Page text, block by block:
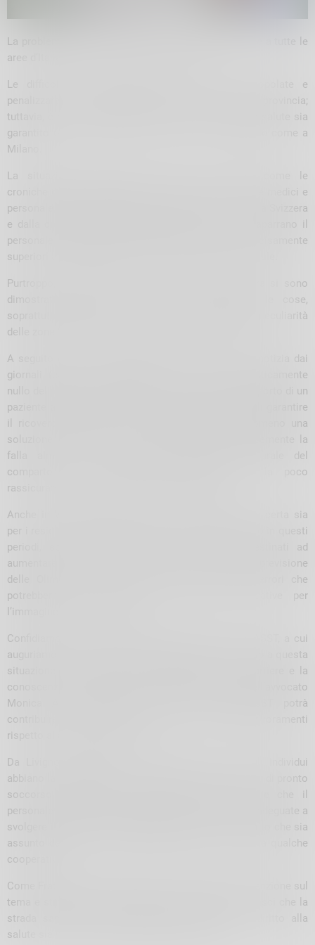
La problematica della gestione della Sanità è comune a tutte le
aree d’Italia, ma ciò non può costituire un alibi.
Le difficoltà si accentuano nelle zone meno popolate e
penalizzare da collegamenti difficili come la nostra provincia;
tuttavia, è nostro dovere batterci perché il diritto alla salute sia
garantito ovunque: a Bormio, a Livigno o a Madesimo come a
Milano.
La situazione contingente accentua le carenze come le
croniche difficoltà del settore, come quella di reperire medici e
personale, accresciuta dalla vicinanza al confine con la Svizzera
e dalla concorrenza della sanità privata che si accaparrano il
personale garantendogli trattamenti economici decisamente
superiori a quelli proposti dal servizio pubblico nazionale.
Purtroppo, i tentativi di trovare una soluzione finora si sono
dimostrati insufficienti e non hanno migliorato le cose,
soprattutto perché non hanno tenuto conto delle peculiarità
delle zone “di frontiera” come la Provincia di Sondrio.
A seguito dei recenti avvenimenti di cui si è avuto notizia dai
giornali (come la cancellazione con preavviso praticamente
nullo del pediatra di libera scelta in Alta Valle e il trasporto di un
paziente anziano da Sondalo a Chiavenna per potergli garantire
il ricovero) riteniamo che si debba trovare quantomeno una
soluzione provvisoria che possa tamponare efficacemente la
falla almeno fino all’auspicato intervento strutturale del
comparto che possa invertire definitivamente la poco
rassicurante rotta presa dal sistema sanitario.
Anche in Valtellina abbiamo diritto ad un’assistenza certa sia
per i residenti che per turisti che, come abbiamo visto in questi
periodi, sono in numero notevole e saranno destinati ad
aumentare ulteriormente nei prossimi anni, anche in previsione
delle Olimpiadi. Non potranno essere consentiti errori che
potrebbero, tra l’altro, avere ripercussioni negative per
l’immagine di tutta la Regione.
Confidiamo che i nuovi Direttori Generali di ATS e ASST, a cui
auguriamo buon lavoro, siano in grado di porre rimedio a questa
situazione vista l’esperienza maturata nelle loro carriere e la
conoscenza del territorio, soprattutto da parte dell’avvocato
Monica Anna Fumagalli che alla guida dell’ASST potrà
contribuire a ottenere, come speriamo, sensibili miglioramenti
rispetto alla situazione attuale.
Da Livigno a Madesimo è necessario che tutti gli individui
abbiano la possibilità di avere l’assistenza necessaria: di pronto
soccorso, pediatrica, di medicina di base, ecc. e che il
personale medico abbia preparazione e competenze adeguate a
svolgere il proprio compito indipendentemente dal fatto che sia
assunto dal servizio sanitario nazionale o in carico a qualche
cooperativa.
Come Fratelli d’Italia intendiamo mantenere alta l’attenzione sul
tema e stimolare la soluzione di questi problemi consci che la
strada sarà lunga, ma altrettanto convinti che il diritto alla
salute sia il primo diritto da garantire e tutelare.